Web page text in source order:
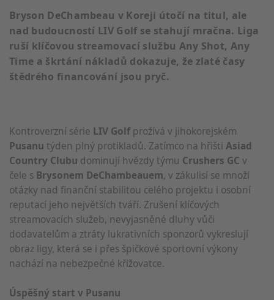
Bryson DeChambeau v Koreji útočí na titul, ale
nad budoucností LIV Golf se stahují mračna. Liga
ruší klíčovou streamovací službu Any Shot, Any
Time a škrtání nákladů dokazuje, že zlaté časy
štědrého financování jsou pryč.
Kontroverzní série LIV Golf prožívá v jihokorejském
Pusanu týden plný protikladů. Zatímco na hřišti Asiad
Country Clubu dominují hvězdy týmu Crushers GC v
čele s Brysonem DeChambeauem, v zákulisí se množí
otázky nad finanční stabilitou celého projektu i osobní
reputací jeho největších tváří. Zrušení klíčových
streamovacích služeb, nevyjasněné dluhy vůči
dodavatelům a ztráty lukrativních sponzorů vykreslují
obraz ligy, která se i přes špičkové sportovní výkony
nachází na nebezpečné křižovatce.
Úspěšný start v Pusanu